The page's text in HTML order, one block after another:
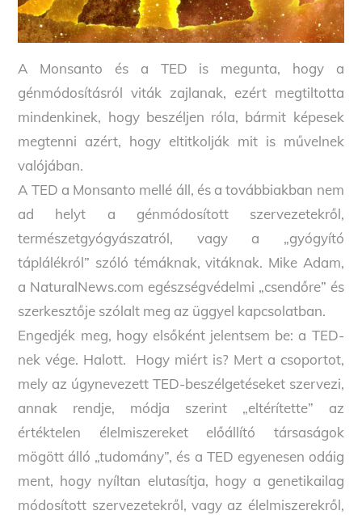
A Monsanto és a TED is megunta, hogy a
génmódosításról viták zajlanak, ezért megtiltotta
mindenkinek, hogy beszéljen róla, bármit képesek
megtenni azért, hogy eltitkolják mit is művelnek
valójában.
A TED a Monsanto mellé áll, és a továbbiakban nem
ad helyt a génmódosított szervezetekről,
természetgyógyászatról, vagy a „gyógyító
táplálékról” szóló témáknak, vitáknak. Mike Adam,
a NaturalNews.com egészségvédelmi „csendőre” és
szerkesztője szólalt meg az üggyel kapcsolatban.
Engedjék meg, hogy elsőként jelentsem be: a TED-
nek vége. Halott. Hogy miért is? Mert a csoportot,
mely az úgynevezett TED-beszélgetéseket szervezi,
annak rendje, módja szerint „eltérítette” az
értéktelen élelmiszereket előállító társaságok
mögött álló „tudomány”, és a TED egyenesen odáig
ment, hogy nyíltan elutasítja, hogy a genetikailag
módosított szervezetekről, vagy az élelmiszerekről,